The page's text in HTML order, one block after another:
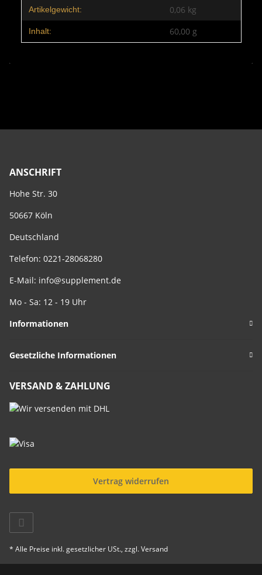
Artikelgewicht: 0,06 kg
Inhalt: 60,00 g
ANSCHRIFT
Hohe Str. 30
50667 Köln
Deutschland
Telefon: 0221-28068280
E-Mail: info@supplement.de
Mo - Sa: 12 - 19 Uhr
Informationen
Gesetzliche Informationen
VERSAND & ZAHLUNG
Vertrag widerrufen
* Alle Preise inkl. gesetzlicher USt., zzgl.Versand